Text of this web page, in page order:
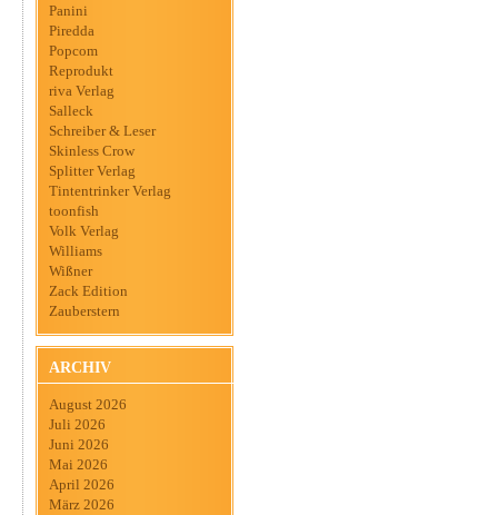
Panini
Piredda
Popcom
Reprodukt
riva Verlag
Salleck
Schreiber & Leser
Skinless Crow
Splitter Verlag
Tintentrinker Verlag
toonfish
Volk Verlag
Williams
Wißner
Zack Edition
Zauberstern
ARCHIV
August 2026
Juli 2026
Juni 2026
Mai 2026
April 2026
März 2026